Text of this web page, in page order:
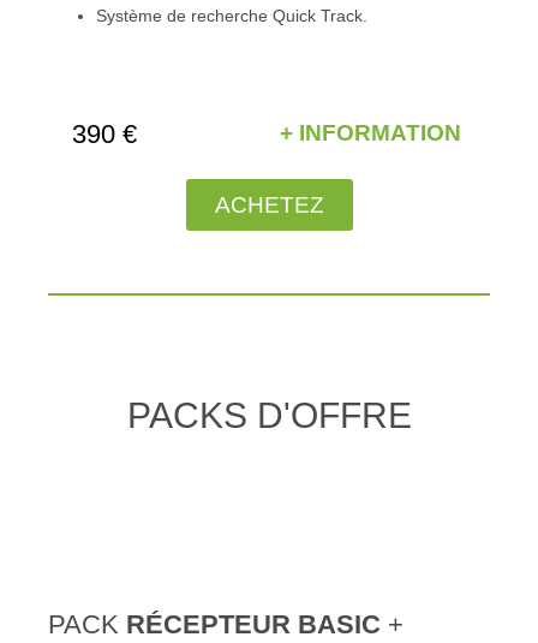
Système de recherche Quick Track.
390 € + INFORMATION
ACHETEZ
PACKS D'OFFRE
PACK RÉCEPTEUR BASIC +